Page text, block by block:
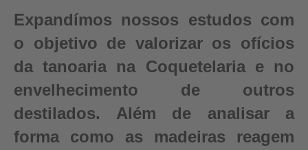
Expandímos nossos estudos com
o objetivo de valorizar os ofícios
da tanoaria na Coquetelaria e no
envelhecimento de outros
destilados. Além de analisar a
forma como as madeiras reagem